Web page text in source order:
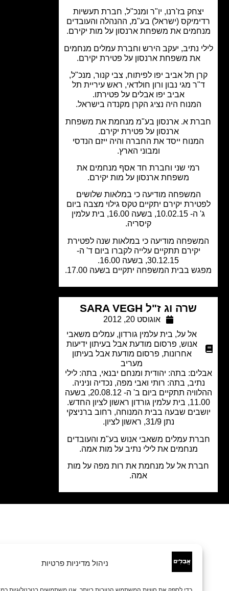
ניהול מדיניות פרטיות
בז'רנו, יו"ר ומנכ"ל, חברת תעשיות
(ישראל) בע"מ, ההנהלה והעובדים
את משפחת ארנסון על מות יקירם.
נתיב, יעקב הירש וחברת עמלים מנחמים
את משפחת ארנסון על פטירת יקירם.
תל אביב יפו לפיתוח, צבי קנור, מנכ"ל,
מגי נבון ורון חולדאי, ראש עיריית תל
אביב יפו אבלים על פטירתו.
המנוח היה נציג הקרן מקנדה בישראל.
א. ארנסון בע"מ מנחמת את משפחת
ארנסון על פטירת יקירם.
ייסד את החברה והיה ייזם הנדסי
ומבוני הארץ.
רמי שני וחברת חד אסף מנחמים את
משפחת ארנסון על מות יקירם.
המשפחה מודיעה כי במלאות שלושים
יקירם יתקיים טקס גילוי מצבה ביום
ג' ה- 10.02.15, בשעה 16.00, בית עלמין
מודיעה כי במלאות שנה לפטירת
יקירם תתקיים עלייה לקברו ביום ד' ה-
30.12.15, בשעה 16.00.
בבית המשפחה יתקיים בשעה 17.00.
שרה וג ז"ל SARA VEGH
אוגוסט 20, 2012
בית עלמין גורדון,עמלים משאבי
אנוש,
פרסום מודעת אבל בעיתון ידיעות
אחרונות,פרסום מודעת אבל בעיתון
בתה: יהודית ומנחם יבנאי, בתה: לילי
בתה: רותי ואבי מפה, נכדיה וניניה.
ההלוויה תתקיים ביום ב' ה- 20.08.12, בשעה
שבעה בבית המנוחה, רחוב ברניצקי
עמלים משאבי אנוש בע"מ והעובדים
מנחמים את לילי נתיב על מות אמה.
אל על מנחמת את רות מפה על מות